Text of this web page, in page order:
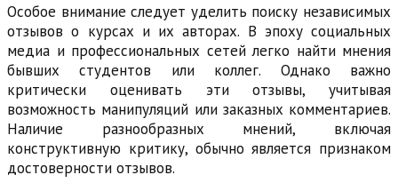
Особое внимание следует уделить поиску независимых
отзывов о курсах и их авторах. В эпоху социальных
медиа и профессиональных сетей легко найти мнения
бывших студентов или коллег. Однако важно
критически оценивать эти отзывы, учитывая
возможность манипуляций или заказных комментариев.
Наличие разнообразных мнений, включая
конструктивную критику, обычно является признаком
достоверности отзывов.